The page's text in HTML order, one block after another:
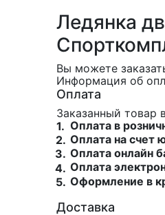
Ледянка
Вы можете
Информация об
Оплата
Заказанный
1. Оплата в
2. Оплата на счет
3. Оплата онлайн
4. Оплата
5. Оформление в
Доставка